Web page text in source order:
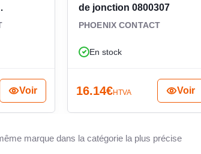
Voir
de jonction 0800307
PHOENIX CONTACT
En stock
16.14€HTVA Voir
marque dans la catégorie la plus précise